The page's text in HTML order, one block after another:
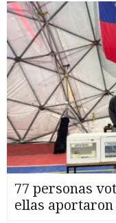
77 personas
ellas